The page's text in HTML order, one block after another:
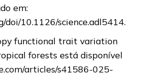
em:
doi/10.1126/science.adl5414.
functional trait variation
forests está disponível
articles/s41586-025-